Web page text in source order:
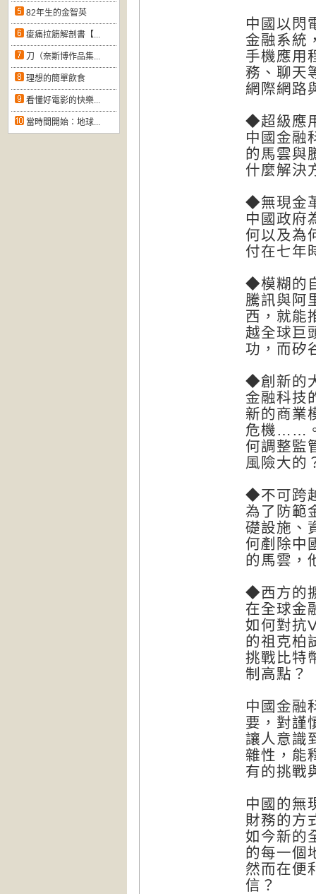
82年生的金智英
痠痛拉筋解剖書【...
刀（奈斯博作品集...
理想的簡單飲食
看懂好電影的快樂...
當時間開始：地球...
中國以閃
金融系統
手機應用
務、聊天
網際網路
◆超級應
中國金融
的馬雲與
什麼解決
◆無現金
中國政府
何以及為
付在七年
◆模糊的
騰訊與阿
西，就能
越全球巨
功，而矽
◆創新的
金融科技
新的商業
危機……
何調整監
風險大的
◆不可跨
為了防範
礎設施、
何剷除中
的馬雲，
◆西方的
在全球金
如何對抗
的祖克柏
挑戰比特
制高點？
中國金融
要，對謹
讓人意識
雜性，能
有的挑戰
中國的無
財務的方
如今新的
的每一個
然而在便
信？